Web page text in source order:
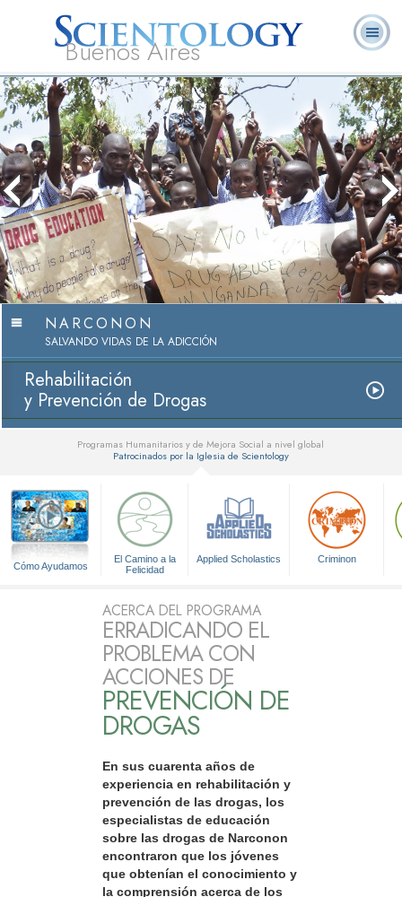
Buenos Aires
L. Ronald
Hubbard
¿Qué es
Scientology?
Ministros
Voluntarios
Preguntas
Frecuentes
Libros
NARCONON
SALVANDO VIDAS DE LA ADICCIÓN
Rehabilitación
y Prevención de Drogas
Programas Humanitarios y de Mejora Social a nivel global
Patrocinados por la Iglesia de Scientology
Cómo Ayudamos
El Camino a la
Felicidad
Applied Scholastics Criminon
ACERCA DEL PROGRAMA
ERRADICANDO EL
PROBLEMA CON
ACCIONES DE
PREVENCIÓN DE
DROGAS
En sus cuarenta años de
experiencia en rehabilitación y
prevención de las drogas, los
especialistas de educación
sobre las drogas de Narconon
encontraron que los jóvenes
que obtenían el conocimiento y
la comprensión acerca de los